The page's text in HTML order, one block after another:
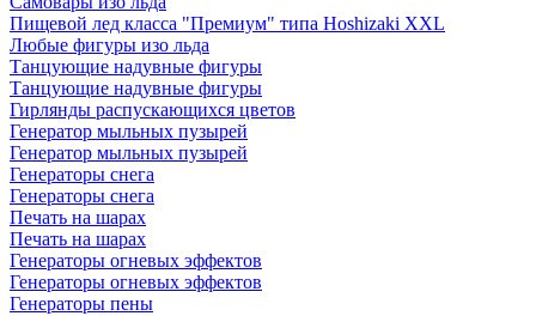
Пищевой лед класса "Премиум" типа Hoshizaki XXL
Любые фигуры изо льда
Танцующие надувные фигуры
Танцующие надувные фигуры
Гирлянды распускающихся цветов
Генератор мыльных пузырей
Генератор мыльных пузырей
Генераторы снега
Генераторы снега
Печать на шарах
Печать на шарах
Генераторы огневых эффектов
Генераторы огневых эффектов
Генераторы пены